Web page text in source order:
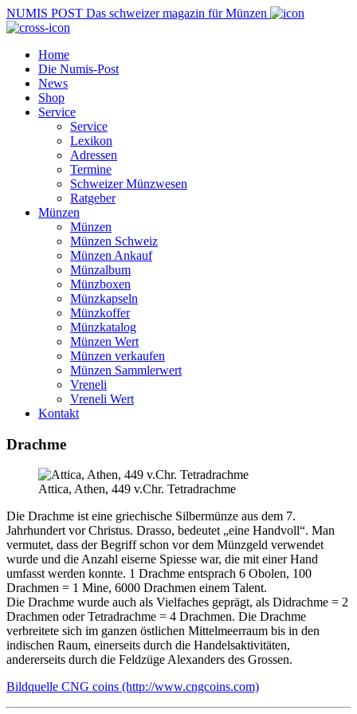
NUMIS POST Das schweizer magazin für Münzen
Home
Die Numis-Post
News
Shop
Service
Service
Lexikon
Adressen
Termine
Schweizer Münzwesen
Ratgeber
Münzen
Münzen
Münzen Schweiz
Münzen Ankauf
Münzalbum
Münzboxen
Münzkapseln
Münzkoffer
Münzkatalog
Münzen Wert
Münzen verkaufen
Münzen Sammlerwert
Vreneli
Vreneli Wert
Kontakt
Drachme
Attica, Athen, 449 v.Chr. Tetradrachme
Die Drachme ist eine griechische Silbermünze aus dem 7.
Jahrhundert vor Christus. Drasso, bedeutet „eine Handvoll“. Man
vermutet, dass der Begriff schon vor dem Münzgeld verwendet
wurde und die Anzahl eiserne Spiesse war, die mit einer Hand
umfasst werden konnte. 1 Drachme entsprach 6 Obolen, 100
Drachmen = 1 Mine, 6000 Drachmen einem Talent.
Die Drachme wurde auch als Vielfaches geprägt, als Didrachme = 2
Drachmen oder Tetradrachme = 4 Drachmen. Die Drachme
verbreitete sich im ganzen östlichen Mittelmeerraum bis in den
indischen Raum, einerseits durch die Handelsaktivitäten,
andererseits durch die Feldzüge Alexanders des Grossen.
Bildquelle CNG coins (http://www.cngcoins.com)